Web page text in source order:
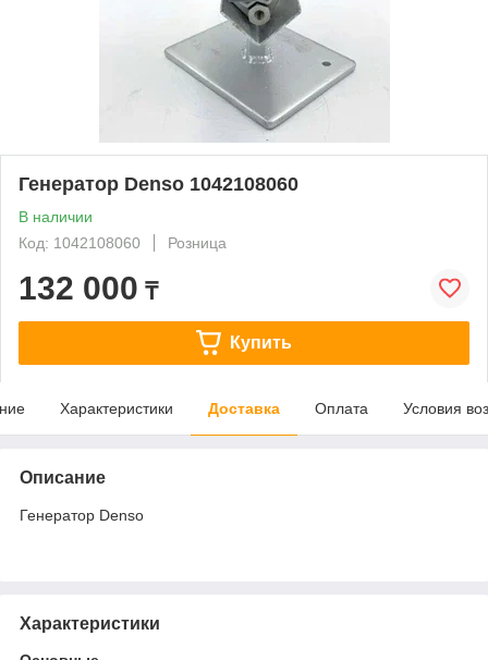
Генератор Denso 1042108060
В наличии
Код: 1042108060
Розница
132 000 ₸
Купить
Характеристики Доставка Оплата Условия
Описание
Генератор Denso
Характеристики